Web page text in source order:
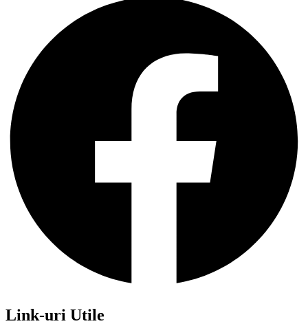
Link-uri Utile